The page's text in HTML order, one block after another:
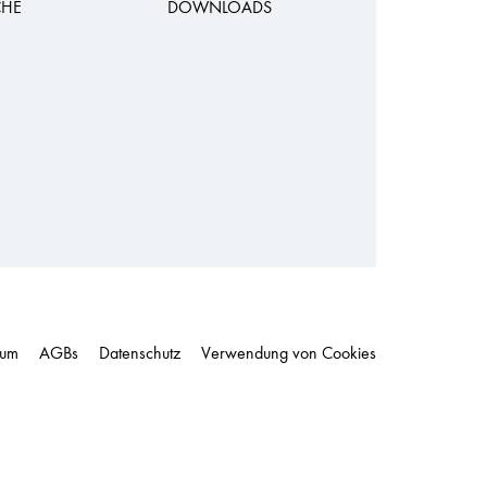
DOWNLOADS
AGBs Datenschutz Verwendung von Cookies